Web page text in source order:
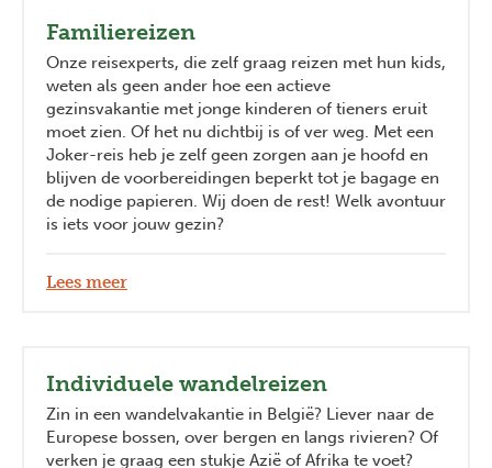
Familiereizen
Onze reisexperts, die zelf graag reizen met hun kids,
weten als geen ander hoe een actieve
gezinsvakantie met jonge kinderen of tieners eruit
moet zien. Of het nu dichtbij is of ver weg. Met een
Joker-reis heb je zelf geen zorgen aan je hoofd en
blijven de voorbereidingen beperkt tot je bagage en
de nodige papieren. Wij doen de rest! Welk avontuur
is iets voor jouw gezin?
Lees meer
Individuele wandelreizen
Zin in een wandelvakantie in België? Liever naar de
Europese bossen, over bergen en langs rivieren? Of
verken je graag een stukje Azië of Afrika te voet?